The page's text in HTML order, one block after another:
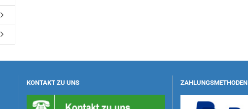
KONTAKT ZU UNS ZAHLUNGSMETHODEN